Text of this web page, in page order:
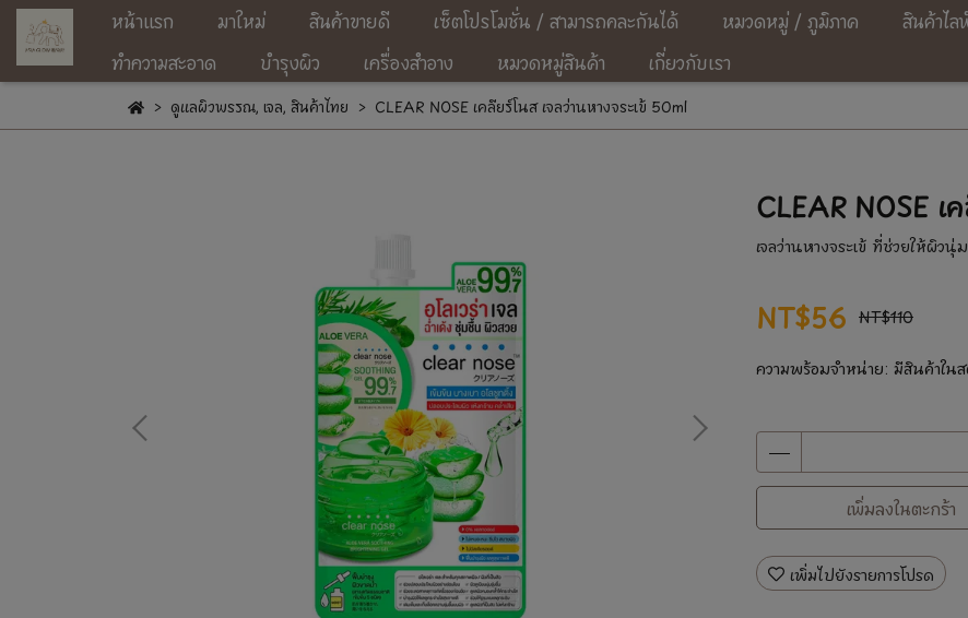
หน้าแรก มาใหม่ สินค้าขายดี เซ็ตโปรโมชั่น / สามารถคละกันได้ หมวดหมู่ / ภูมิภาค สินค้าไ
ทำความสะอาด
บำรุงผิว เครื่องสำอาง หมวดหมู่สินค้า เกี่ยวกับเรา
ดูแลผิวพรรณ, เจล, สินค้าไทย CLEAR NOSE เคลียร์โนส เจลว่านหางจระเข้ 50ml
CLEAR NOSE เ
เจลว่านหางจระเข้ ที่ช่วยให้ผิวนุ่
NT$56 NT$110
ความพร้อมจำหน่าย: มีสินค้าใน
เพิ่มลงในตะกร้า
เพิ่มไปยังรายการโปรด